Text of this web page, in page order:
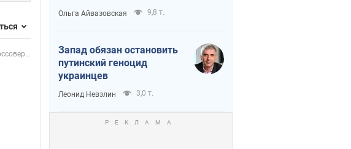
Ольга Айвазовская 9,8 т.
Запад обязан остановить
путинский геноцид
украинцев
Леонид Невзлин 3,0 т.